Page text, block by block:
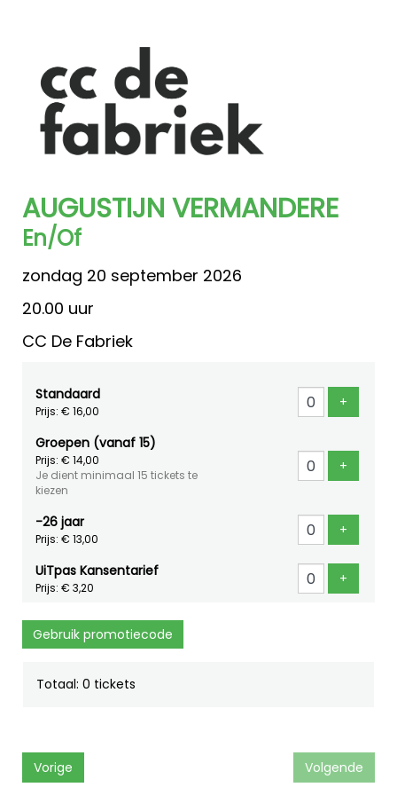
AUGUSTIJN VERMANDERE
En/Of
zondag 20 september 2026
20.00 uur
CC De Fabriek
Standaard
Prijs: € 16,00
+
Groepen (vanaf 15)
Prijs: € 14,00
Je dient minimaal 15 tickets te
kiezen
+
-26 jaar
Prijs: € 13,00
+
UiTpas Kansentarief
Prijs: € 3,20
+
Gebruik promotiecode
Totaal: 0 tickets
Vorige Volgende